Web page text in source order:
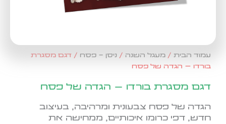
עמוד הבית/מעגל השנה/ ניסן - פסח/ דגם מסגרת
בורדו – הגדה של פסח
דגם מסגרת בורדו – הגדה של פסח
הגדה של פסח צבעונית ומרהיבה, בעיצוב
חדש, דפי כרומו איכותיים, ממחישה את